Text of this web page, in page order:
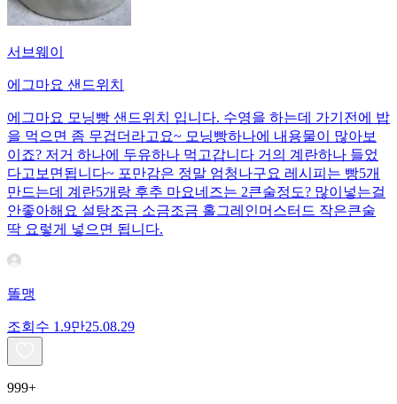
서브웨이
에그마요 샌드위치
에그마요 모닝빵 샌드위치 입니다. 수영을 하는데 가기전에 밥
을 먹으면 좀 무겁더라고요~ 모닝빵하나에 내용물이 많아보
이죠? 저거 하나에 두유하나 먹고갑니다 거의 계란하나 들었
다고보면됩니다~ 포만감은 정말 엄청나구요 레시피는 빵5개
만드는데 계란5개랑 후추 마요네즈는 2큰술정도? 많이넣는걸
안좋아해요 설탕조금 소금조금 홀그레인머스터드 작은큰술
딱 요렇게 넣으면 됩니다.
똘맹
조회수 1.9만25.08.29
999+